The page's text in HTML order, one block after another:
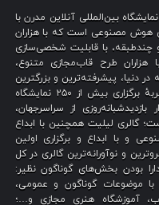
بین‌المللی آنلاین مدرن با
هوش مصنوعی است که با هزاران
با قابلیت شخصی‌سازی
هزاران طرح قاب‌مجازی متنوع،
در دنیا، پیشرفته‌ترین و بزرگترین
گالری آنلاین در کل جهان می‌باشد، که باتجربهٔ برگزاری بیش از ۲۵۰ نمایشگاه
از سراسرجهان،
گالری لیلیت همچنین با ابداع
و با ابداع و برگزاری اولین
و نوآورانه‌ترین گالری در کل
بودن بخش‌های گوناگون نظیر:
با موضوعات گوناگون و عمومی،
آموزشگاه هنری مجازی و…؛